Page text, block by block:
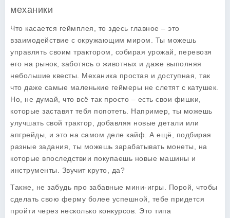
механики
Что касается геймплея, то здесь главное – это
взаимодействие с окружающим миром. Ты можешь
управлять своим трактором, собирая урожай, перевозя
его на рынок, заботясь о животных и даже выполняя
небольшие квесты. Механика простая и доступная, так
что даже самые маленькие геймеры не слетят с катушек.
Но, не думай, что всё так просто – есть свои фишки,
которые заставят тебя попотеть. Например, ты можешь
улучшать свой трактор, добавляя новые детали или
апгрейды, и это на самом деле кайф. А ещё, подбирая
разные задания, ты можешь зарабатывать монеты, на
которые впоследствии покупаешь новые машины и
инструменты. Звучит круто, да?
Также, не забудь про забавные мини-игры. Порой, чтобы
сделать свою ферму более успешной, тебе придется
пройти через несколько конкурсов. Это типа